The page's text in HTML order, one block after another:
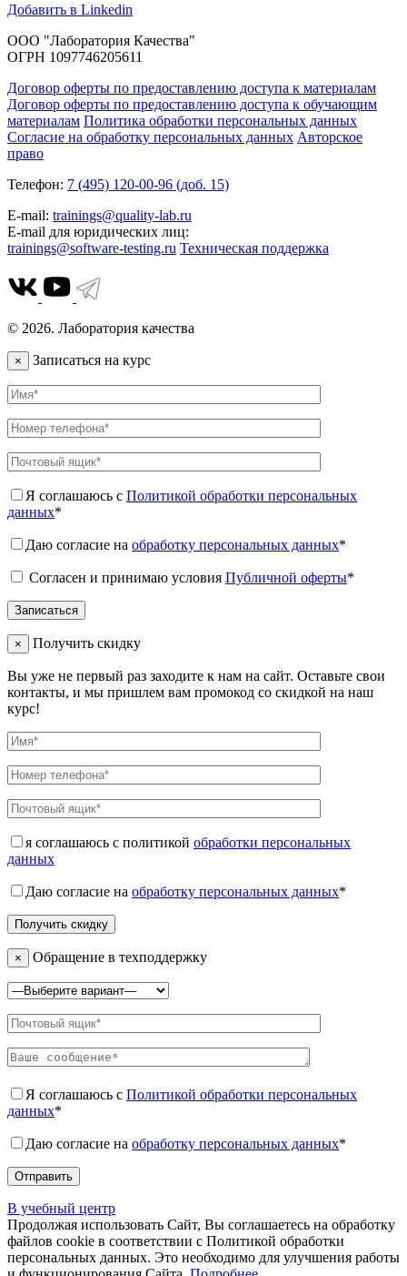
Добавить в Linkedin
ООО "Лаборатория Качества"
ОГРН 1097746205611
Договор оферты по предоставлению доступа к материалам
Договор оферты по предоставлению доступа к обучающим
материалам Политика обработки персональных данных
Согласие на обработку персональных данных Авторское
право
Телефон: 7 (495) 120-00-96 (доб. 15)
E-mail: trainings@quality-lab.ru
E-mail для юридических лиц:
trainings@software-testing.ru Техническая поддержка
© 2026. Лаборатория качества
× Записаться на курс
Я соглашаюсь с Политикой обработки персональных
данных*
Даю согласие на обработку персональных данных*
Согласен и принимаю условия Публичной оферты*
× Получить скидку
Вы уже не первый раз заходите к нам на сайт. Оставьте свои
контакты, и мы пришлем вам промокод со скидкой на наш
курс!
я соглашаюсь с политикой обработки персональных
данных
Даю согласие на обработку персональных данных*
× Обращение в техподдержку
Я соглашаюсь с Политикой обработки персональных
данных*
Даю согласие на обработку персональных данных*
В учебный центр
Продолжая использовать Сайт, Вы соглашаетесь на обработку
файлов cookie в соответствии с Политикой обработки
персональных данных. Это необходимо для улучшения работы